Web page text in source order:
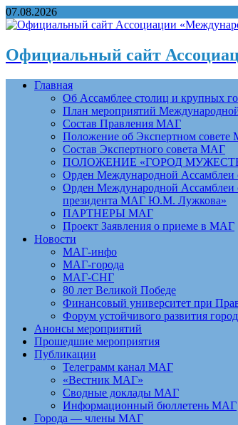
07.08.2026
Официальный сайт
Главная
Об Ассамблее столиц и крупных
План мероприятий
Состав Правления МАГ
Положение об Экспертном
Состав Экспертного совета МАГ
ПОЛОЖЕНИЕ «ГОРОД
Орден Международной Ассамблеи
Орден Международной Ассамблеи
президента МАГ Ю.М. Лужкова»
ПАРТНЕРЫ МАГ
Проект Заявления о приеме в МАГ
Новости
МАГ-инфо
МАГ-города
МАГ-СНГ
80 лет Великой Победе
Финансовый университет при
Форум устойчивого развития
Анонсы мероприятий
Прошедшие мероприятия
Публикации
Телеграмм канал МАГ
«Вестник МАГ»
Сводные доклады МАГ
Информационный бюллетень МАГ
Города — члены МАГ